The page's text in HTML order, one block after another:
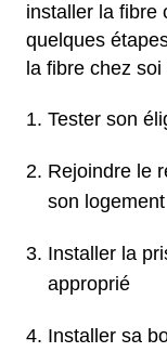
installer la fibre
quelques
la fibre chez soi
Tester son
Rejoindre le
son logement
Installer la
approprié
Installer sa